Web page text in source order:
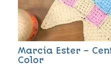
Marcia Ester –
Color